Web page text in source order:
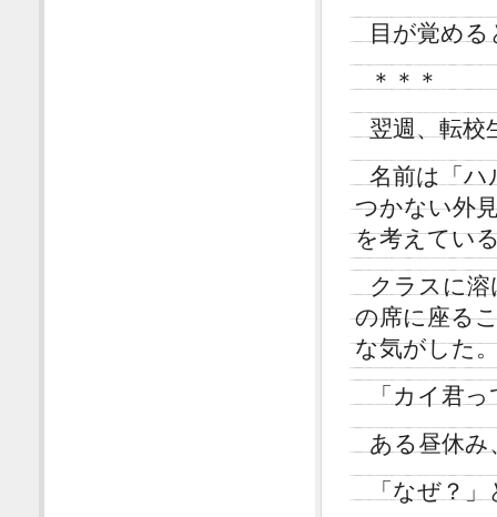
目が覚め
＊＊＊
翌週、転校
名前は「ハ
つかない外
を考えてい
クラスに
の席に座る
な気がした
「カイ君
ある昼休み
「なぜ？